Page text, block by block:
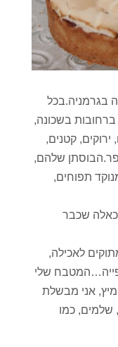
בגרמניה.בכל
בשכונה,
קטנים,
שלהם,
תפוחים,
כאלה שכבר
לאכילה,
שלי
אני מבשלת
שלמים, כמו